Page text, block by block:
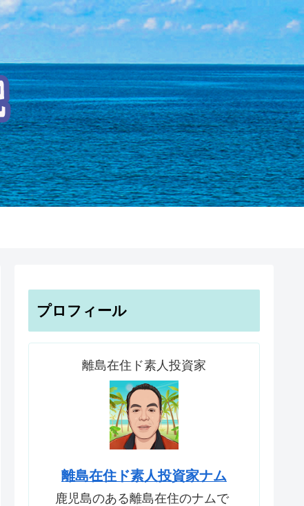
プロフィール
離島在住ド素人投資家
離島在住ド素人投資家ナム
鹿児島のある離島在住のナムで